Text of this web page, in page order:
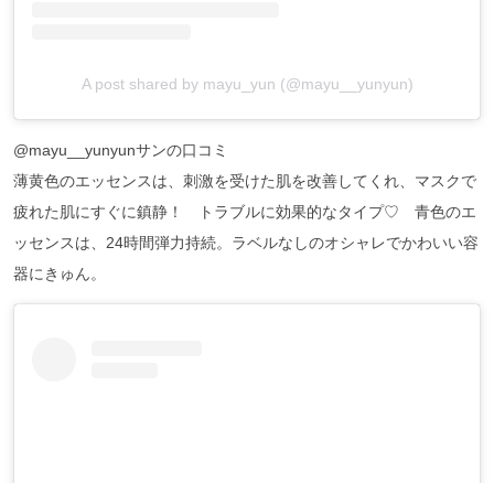
A post shared by mayu_yun (@mayu__yunyun)
@mayu__yunyunサンの口コミ
薄黄色のエッセンスは、刺激を受けた肌を改善してくれ、マスクで
疲れた肌にすぐに鎮静！ トラブルに効果的なタイプ♡ 青色のエ
ッセンスは、24時間弾力持続。ラベルなしのオシャレでかわいい容
器にきゅん。